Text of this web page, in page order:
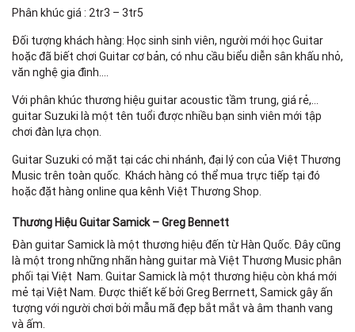
Phân khúc giá : 2tr3 – 3tr5
Đối tượng khách hàng: Học sinh sinh viên, người mới học Guitar
hoặc đã biết chơi Guitar cơ bản, có nhu cầu biểu diễn sân khấu nhỏ,
văn nghệ gia đình….
Với phân khúc thương hiệu guitar acoustic tầm trung, giá rẻ,…
guitar Suzuki là một tên tuổi được nhiều bạn sinh viên mới tập
chơi đàn lựa chọn.
Guitar Suzuki có mặt tại các chi nhánh, đại lý con của Việt Thương
Music trên toàn quốc. Khách hàng có thể mua trực tiếp tại đó
hoặc đặt hàng online qua kênh Việt Thương Shop.
Thương Hiệu Guitar Samick – Greg Bennett
Đàn guitar Samick là một thương hiệu đến từ Hàn Quốc. Đây cũng
là một trong những nhãn hàng guitar mà Việt Thương Music phân
phối tại Việt Nam. Guitar Samick là một thương hiệu còn khá mới
mẻ tại Việt Nam. Được thiết kế bởi Greg Berrnett, Samick gây ấn
tượng với người chơi bởi mẫu mã đẹp bắt mắt và âm thanh vang
và ấm.